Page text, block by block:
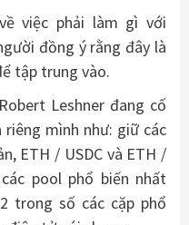
việc phải làm gì với
đồng ý rằng đây là
tập trung vào.
Leshner đang cố
mình như: giữ các
ETH / USDC và ETH /
pool phổ biến nhất
trong số các cặp phổ